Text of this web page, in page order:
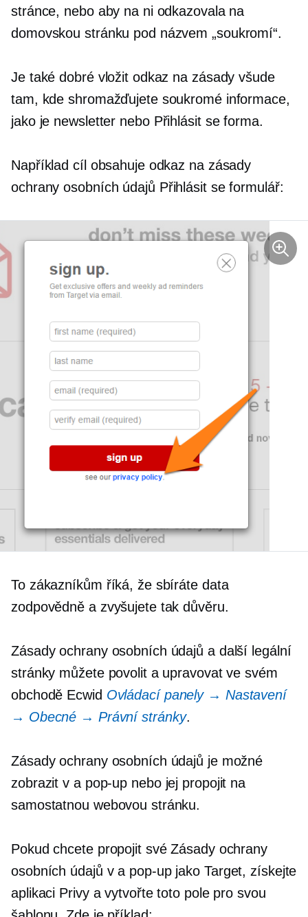
stránce, nebo aby na ni odkazovala na
domovskou stránku pod názvem „soukromí“.
Je také dobré vložit odkaz na zásady všude
tam, kde shromažďujete soukromé informace,
jako je newsletter nebo Přihlásit seforma.
Například cíl obsahuje odkaz na zásady
ochrany osobních údajů Přihlásit seformulář:
To zákazníkům říká, že sbíráte data
zodpovědně a zvyšujete tak důvěru.
Zásady ochrany osobních údajů a další legální
stránky můžete povolit a upravovat ve svém
obchodě Ecwid Ovládací panely → Nastavení
→ Obecné → Právní stránky.
Zásady ochrany osobních údajů je možné
zobrazit v a pop-up nebo jej propojit na
samostatnou webovou stránku.
Pokud chcete propojit své Zásady ochrany
osobních údajů v a pop-upjako Target, získejte
aplikaci Privy a vytvořte toto pole pro svou